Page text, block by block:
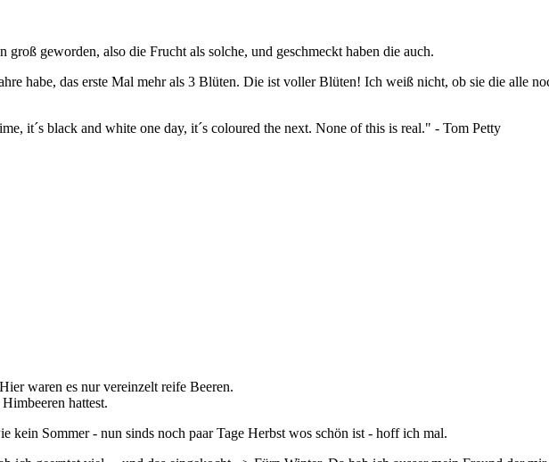
groß geworden, also die Frucht als solche, und geschmeckt haben die auch.
habe, das erste Mal mehr als 3 Blüten. Die ist voller Blüten! Ich weiß nicht, ob sie die alle
it´s black and white one day, it´s coloured the next. None of this is real." - Tom Petty
waren es nur vereinzelt reife Beeren.
hattest.
Sommer - nun sinds noch paar Tage Herbst wos schön ist - hoff ich mal.